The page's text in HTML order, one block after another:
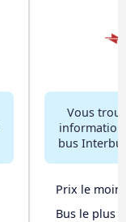
Vous
bus
Prix le
Bus le plus